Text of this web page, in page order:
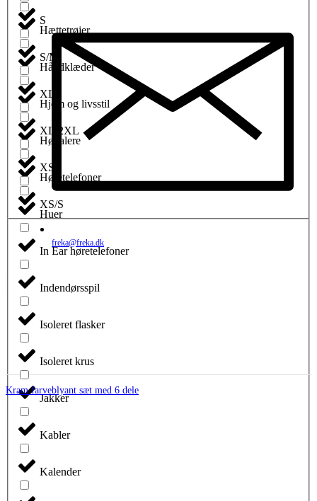
Hættetrøjer
Håndklæder
Hjem og livsstil
Højtalere
Høretelefoner
Huer
In Ear høretelefoner
Indendørsspil
Isoleret flasker
Isoleret krus
Jakker
Kabler
Kalender
S
S/M
XL
XL/2XL
XS
XS/S
freka@freka.dk
Kram farveblyant sæt med 6 dele